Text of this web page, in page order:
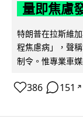
量即焦慮
特朗普在拉斯維
程焦慮病」，聲
制令。惟專業車
386 151 ↗